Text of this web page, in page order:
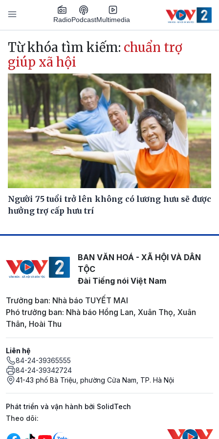
Nhảy đến nội dung
RadioPodcastMultimedia
Main navigation
Từ khóa tìm kiếm: chuẩn trợ
giúp xã hội
Người 75 tuổi trở lên không có lương hưu sẽ được
hưởng trợ cấp hưu trí
BAN VĂN HOÁ - XÃ HỘI VÀ DÂN
TỘC
Đài Tiếng nói Việt Nam
Trưởng ban: Nhà báo TUYẾT MAI
Phó trưởng ban: Nhà báo Hồng Lan, Xuân Thọ, Xuân
Thân, Hoài Thu
Liên hệ
84-24-39365555
84-24-39342724
41-43 phố Bà Triệu, phường Cửa Nam, TP. Hà Nội
Phát triển và vận hành bởi SolidTech
Mạng xã hội
Theo dõi: